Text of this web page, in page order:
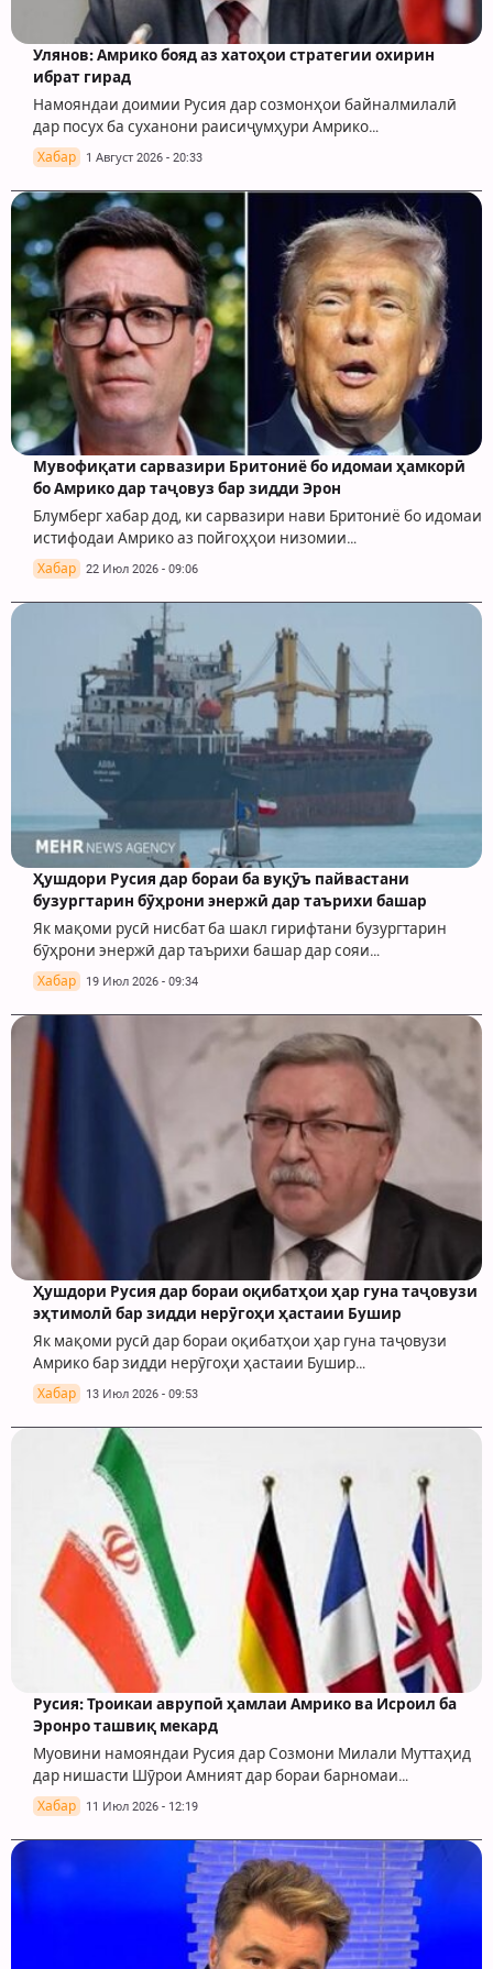
Улянов: Амрико бояд аз хатоҳои стратегии охирин
ибрат гирад
Намояндаи доимии Русия дар созмонҳои байналмилалӣ
дар посух ба суханони раисиҷумҳури Амрико…
Хабар 1 Август 2026 - 20:33
Мувофиқати сарвазири Бритониё бо идомаи ҳамкорӣ
бо Амрико дар таҷовуз бар зидди Эрон
Блумберг хабар дод, ки сарвазири нави Бритониё бо идомаи
истифодаи Амрико аз пойгоҳҳои низомии…
Хабар 22 Июл 2026 - 09:06
Ҳушдори Русия дар бораи ба вуқӯъ пайвастани
бузургтарин бӯҳрони энержӣ дар таърихи башар
Як мақоми русӣ нисбат ба шакл гирифтани бузургтарин
бӯҳрони энержӣ дар таърихи башар дар сояи…
Хабар 19 Июл 2026 - 09:34
Ҳушдори Русия дар бораи оқибатҳои ҳар гуна таҷовузи
эҳтимолӣ бар зидди нерӯгоҳи ҳастаии Бушир
Як мақоми русӣ дар бораи оқибатҳои ҳар гуна таҷовузи
Амрико бар зидди нерӯгоҳи ҳастаии Бушир…
Хабар 13 Июл 2026 - 09:53
Русия: Троикаи аврупоӣ ҳамлаи Амрико ва Исроил ба
Эронро ташвиқ мекард
Муовини намояндаи Русия дар Созмони Милали Муттаҳид
дар нишасти Шӯрои Амният дар бораи барномаи…
Хабар 11 Июл 2026 - 12:19